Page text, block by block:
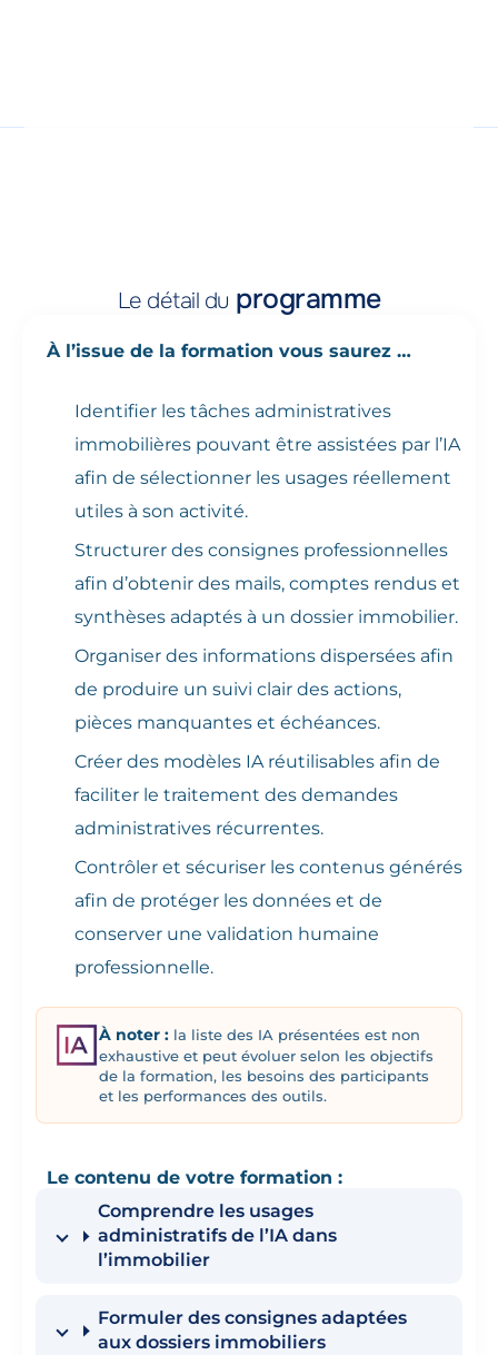
Le détail du programme
À l’issue de la formation vous saurez …
Identifier les tâches administratives
immobilières pouvant être assistées par l’IA
afin de sélectionner les usages réellement
utiles à son activité.
Structurer des consignes professionnelles
afin d’obtenir des mails, comptes rendus et
synthèses adaptés à un dossier immobilier.
Organiser des informations dispersées afin
de produire un suivi clair des actions,
pièces manquantes et échéances.
Créer des modèles IA réutilisables afin de
faciliter le traitement des demandes
administratives récurrentes.
Contrôler et sécuriser les contenus générés
afin de protéger les données et de
conserver une validation humaine
professionnelle.
À noter : la liste des IA présentées est non
exhaustive et peut évoluer selon les objectifs
de la formation, les besoins des participants
et les performances des outils.
Le contenu de votre formation :
Comprendre les usages
administratifs de l’IA dans
l’immobilier
Formuler des consignes adaptées
aux dossiers immobiliers